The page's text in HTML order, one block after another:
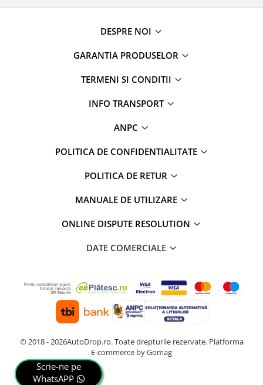
DESPRE NOI
GARANTIA PRODUSELOR
TERMENI SI CONDITII
INFO TRANSPORT
ANPC
POLITICA DE CONFIDENTIALITATE
POLITICA DE RETUR
MANUALE DE UTILIZARE
ONLINE DISPUTE RESOLUTION
DATE COMERCIALE
© 2018 - 2026AutoDrop.ro. Toate drepturile rezervate. Platforma
E-commerce by Gomag
Scrie-ne pe
WhatsAPP